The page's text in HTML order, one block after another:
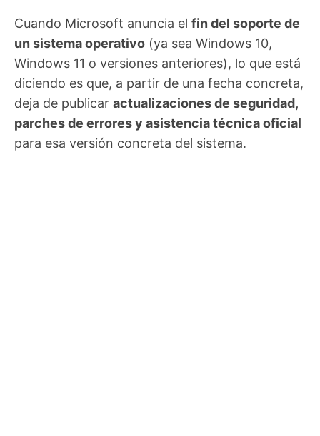
Cuando Microsoft anuncia el fin del soporte de
un sistema operativo (ya sea Windows 10,
Windows 11 o versiones anteriores), lo que está
diciendo es que, a partir de una fecha concreta,
deja de publicar actualizaciones de seguridad,
parches de errores y asistencia técnica oficial
para esa versión concreta del sistema.